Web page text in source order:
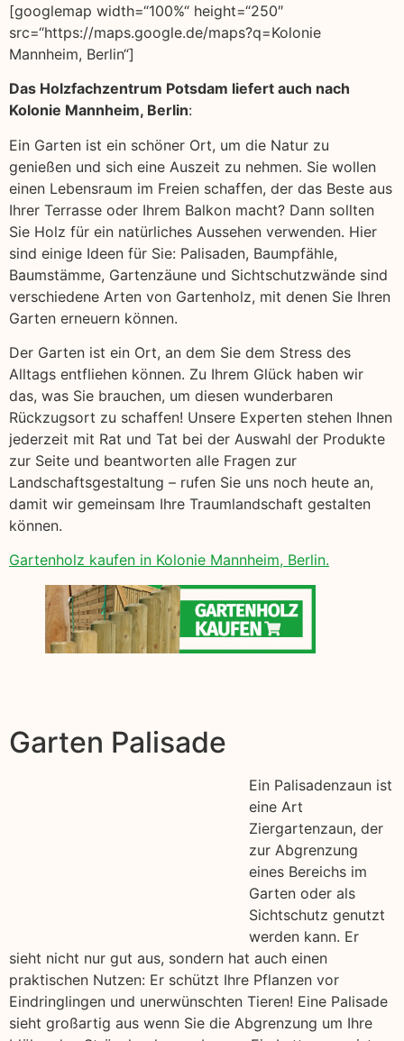
[googlemap width=“100%“ height=“250″
src=“https://maps.google.de/maps?q=Kolonie
Mannheim, Berlin“]
Das Holzfachzentrum Potsdam liefert auch nach
Kolonie Mannheim, Berlin:
Ein Garten ist ein schöner Ort, um die Natur zu
genießen und sich eine Auszeit zu nehmen. Sie wollen
einen Lebensraum im Freien schaffen, der das Beste aus
Ihrer Terrasse oder Ihrem Balkon macht? Dann sollten
Sie Holz für ein natürliches Aussehen verwenden. Hier
sind einige Ideen für Sie: Palisaden, Baumpfähle,
Baumstämme, Gartenzäune und Sichtschutzwände sind
verschiedene Arten von Gartenholz, mit denen Sie Ihren
Garten erneuern können.
Der Garten ist ein Ort, an dem Sie dem Stress des
Alltags entfliehen können. Zu Ihrem Glück haben wir
das, was Sie brauchen, um diesen wunderbaren
Rückzugsort zu schaffen! Unsere Experten stehen Ihnen
jederzeit mit Rat und Tat bei der Auswahl der Produkte
zur Seite und beantworten alle Fragen zur
Landschaftsgestaltung – rufen Sie uns noch heute an,
damit wir gemeinsam Ihre Traumlandschaft gestalten
können.
Gartenholz kaufen in Kolonie Mannheim, Berlin.
Garten Palisade
Ein Palisadenzaun ist
eine Art
Ziergartenzaun, der
zur Abgrenzung
eines Bereichs im
Garten oder als
Sichtschutz genutzt
werden kann. Er
sieht nicht nur gut aus, sondern hat auch einen
praktischen Nutzen: Er schützt Ihre Pflanzen vor
Eindringlingen und unerwünschten Tieren! Eine Palisade
sieht großartig aus wenn Sie die Abgrenzung um Ihre